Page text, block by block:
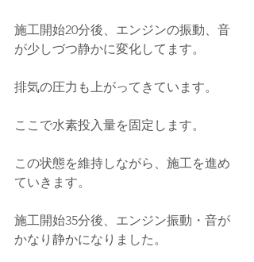
施工開始20分後、エンジンの振動、音
が少しづつ静かに変化してます。
排気の圧力も上がってきています。
ここで水素投入量を固定します。
この状態を維持しながら、施工を進め
ていきます。
施工開始35分後、エンジン振動・音が
かなり静かになりました。